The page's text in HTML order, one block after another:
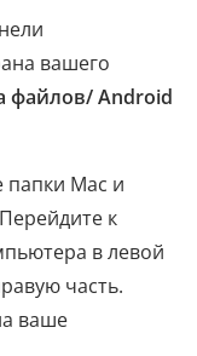
вашего
файлов/ Android
Mac и
к
в левой
часть.
ваше